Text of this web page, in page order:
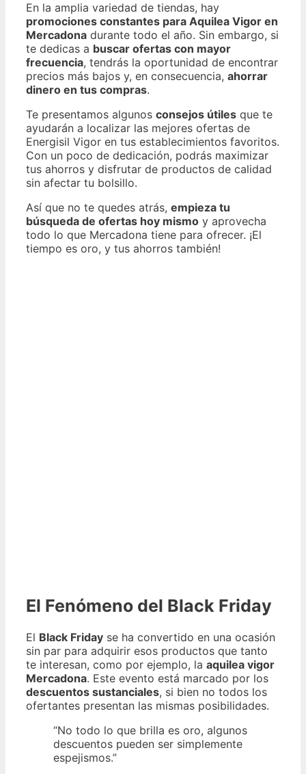
En la amplia variedad de tiendas, hay
promociones constantes para Aquilea Vigor en
Mercadona durante todo el año. Sin embargo, si
te dedicas a buscar ofertas con mayor
frecuencia, tendrás la oportunidad de encontrar
precios más bajos y, en consecuencia, ahorrar
dinero en tus compras.
Te presentamos algunos consejos útiles que te
ayudarán a localizar las mejores ofertas de
Energisil Vigor en tus establecimientos favoritos.
Con un poco de dedicación, podrás maximizar
tus ahorros y disfrutar de productos de calidad
sin afectar tu bolsillo.
Así que no te quedes atrás, empieza tu
búsqueda de ofertas hoy mismo y aprovecha
todo lo que Mercadona tiene para ofrecer. ¡El
tiempo es oro, y tus ahorros también!
El Fenómeno del Black Friday
El Black Friday se ha convertido en una ocasión
sin par para adquirir esos productos que tanto
te interesan, como por ejemplo, la aquilea vigor
Mercadona. Este evento está marcado por los
descuentos sustanciales, si bien no todos los
ofertantes presentan las mismas posibilidades.
“No todo lo que brilla es oro, algunos
descuentos pueden ser simplemente
espejismos.”